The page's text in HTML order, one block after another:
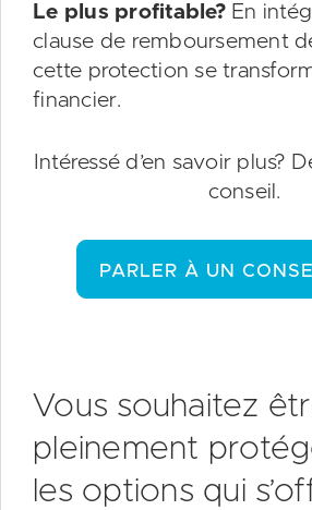
Le plus profitable? En
clause de remboursement
cette protection se
financier.
Intéressé d’en savoir plus?
conseil.
PARLER À UN
Vous souhaitez
pleinement
les options qui